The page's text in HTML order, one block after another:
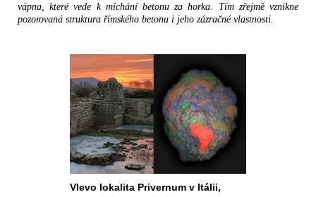
vápna, které vede k míchání betonu za horka. Tím zřejmě vznikne
pozorovaná struktura římského betonu i jeho zázračné vlastnosti.
Vlevo lokalita Privernum v Itálii,